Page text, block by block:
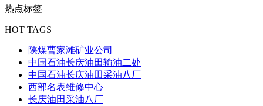
热点标签
HOT TAGS
陕煤曹家滩矿业公司
中国石油长庆油田输油二处
中国石油长庆油田采油八厂
西部名表维修中心
长庆油田采油八厂